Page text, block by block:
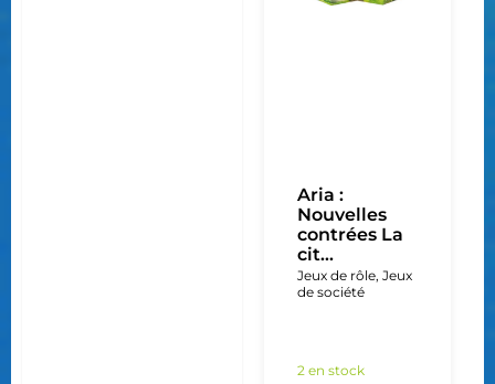
Aria :
Nouvelles
contrées La
cit...
Jeux de rôle, Jeux
de société
2 en stock